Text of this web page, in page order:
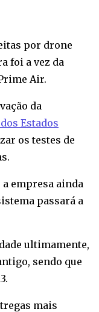
por drone
foi a vez da
Air.
da
Estados
os testes de
empresa ainda
passará a
ultimamente,
sendo que
mais